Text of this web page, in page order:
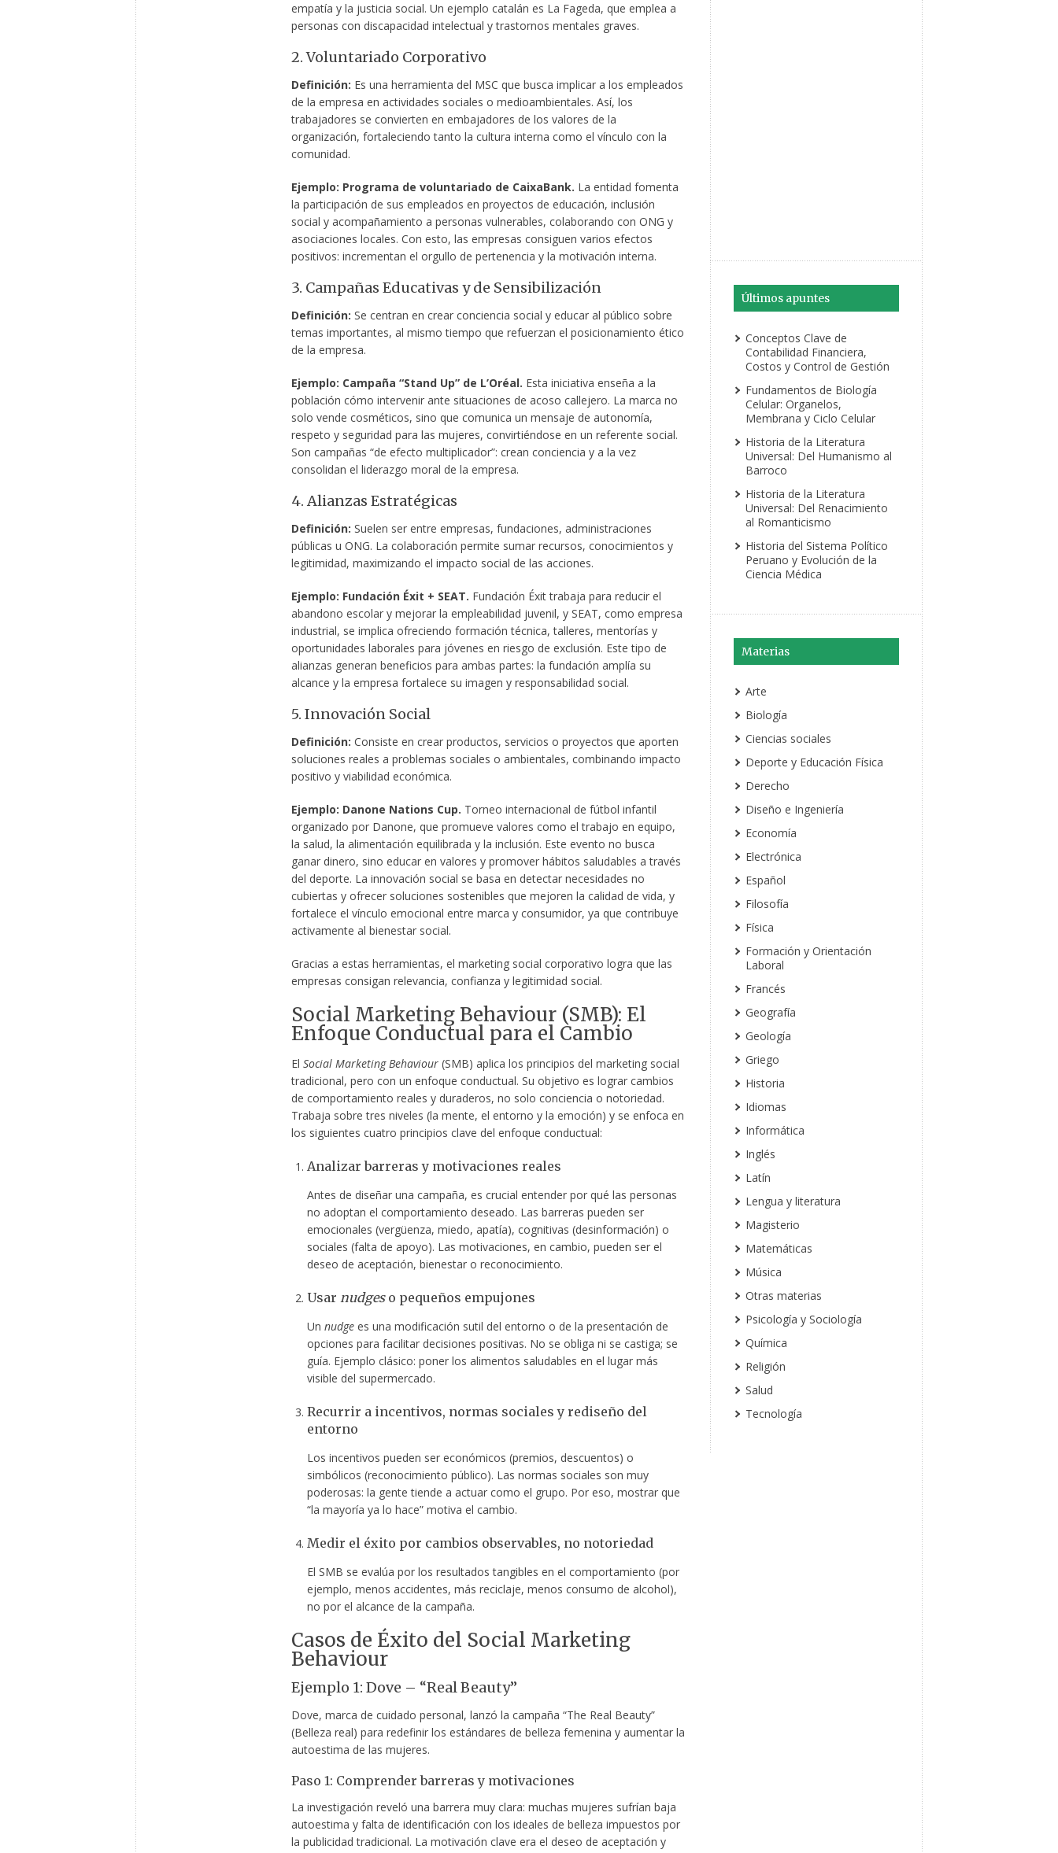
empatía y la justicia social. Un ejemplo catalán es La Fageda, que emplea a
personas con discapacidad intelectual y trastornos mentales graves.
2. Voluntariado Corporativo
Definición: Es una herramienta del MSC que busca implicar a los empleados
de la empresa en actividades sociales o medioambientales. Así, los
trabajadores se convierten en embajadores de los valores de la
organización, fortaleciendo tanto la cultura interna como el vínculo con la
comunidad.
Ejemplo: Programa de voluntariado de CaixaBank. La entidad fomenta
la participación de sus empleados en proyectos de educación, inclusión
social y acompañamiento a personas vulnerables, colaborando con ONG y
asociaciones locales. Con esto, las empresas consiguen varios efectos
positivos: incrementan el orgullo de pertenencia y la motivación interna.
3. Campañas Educativas y de Sensibilización
Definición: Se centran en crear conciencia social y educar al público sobre
temas importantes, al mismo tiempo que refuerzan el posicionamiento ético
de la empresa.
Ejemplo: Campaña “Stand Up” de L’Oréal. Esta iniciativa enseña a la
población cómo intervenir ante situaciones de acoso callejero. La marca no
solo vende cosméticos, sino que comunica un mensaje de autonomía,
respeto y seguridad para las mujeres, convirtiéndose en un referente social.
Son campañas “de efecto multiplicador”: crean conciencia y a la vez
consolidan el liderazgo moral de la empresa.
4. Alianzas Estratégicas
Definición: Suelen ser entre empresas, fundaciones, administraciones
públicas u ONG. La colaboración permite sumar recursos, conocimientos y
legitimidad, maximizando el impacto social de las acciones.
Ejemplo: Fundación Éxit + SEAT. Fundación Éxit trabaja para reducir el
abandono escolar y mejorar la empleabilidad juvenil, y SEAT, como empresa
industrial, se implica ofreciendo formación técnica, talleres, mentorías y
oportunidades laborales para jóvenes en riesgo de exclusión. Este tipo de
alianzas generan beneficios para ambas partes: la fundación amplía su
alcance y la empresa fortalece su imagen y responsabilidad social.
5. Innovación Social
Definición: Consiste en crear productos, servicios o proyectos que aporten
soluciones reales a problemas sociales o ambientales, combinando impacto
positivo y viabilidad económica.
Ejemplo: Danone Nations Cup. Torneo internacional de fútbol infantil
organizado por Danone, que promueve valores como el trabajo en equipo,
la salud, la alimentación equilibrada y la inclusión. Este evento no busca
ganar dinero, sino educar en valores y promover hábitos saludables a través
del deporte. La innovación social se basa en detectar necesidades no
cubiertas y ofrecer soluciones sostenibles que mejoren la calidad de vida, y
fortalece el vínculo emocional entre marca y consumidor, ya que contribuye
activamente al bienestar social.
Gracias a estas herramientas, el marketing social corporativo logra que las
empresas consigan relevancia, confianza y legitimidad social.
Social Marketing Behaviour (SMB): El
Enfoque Conductual para el Cambio
El Social Marketing Behaviour(SMB) aplica los principios del marketing social
tradicional, pero con un enfoque conductual. Su objetivo es lograr cambios
de comportamiento reales y duraderos, no solo conciencia o notoriedad.
Trabaja sobre tres niveles (la mente, el entorno y la emoción) y se enfoca en
los siguientes cuatro principios clave del enfoque conductual:
Analizar barreras y motivaciones reales
Antes de diseñar una campaña, es crucial entender por qué las personas
no adoptan el comportamiento deseado. Las barreras pueden ser
emocionales (vergüenza, miedo, apatía), cognitivas (desinformación) o
sociales (falta de apoyo). Las motivaciones, en cambio, pueden ser el
deseo de aceptación, bienestar o reconocimiento.
Usar nudgeso pequeños empujones
Un nudgees una modificación sutil del entorno o de la presentación de
opciones para facilitar decisiones positivas. No se obliga ni se castiga; se
guía. Ejemplo clásico: poner los alimentos saludables en el lugar más
visible del supermercado.
Recurrir a incentivos, normas sociales y rediseño del
entorno
Los incentivos pueden ser económicos (premios, descuentos) o
simbólicos (reconocimiento público). Las normas sociales son muy
poderosas: la gente tiende a actuar como el grupo. Por eso, mostrar que
“la mayoría ya lo hace” motiva el cambio.
Medir el éxito por cambios observables, no notoriedad
El SMB se evalúa por los resultados tangibles en el comportamiento (por
ejemplo, menos accidentes, más reciclaje, menos consumo de alcohol),
no por el alcance de la campaña.
Casos de Éxito del Social Marketing
Behaviour
Ejemplo 1: Dove – “Real Beauty”
Dove, marca de cuidado personal, lanzó la campaña “The Real Beauty”
(Belleza real) para redefinir los estándares de belleza femenina y aumentar la
autoestima de las mujeres.
Paso 1: Comprender barreras y motivaciones
La investigación reveló una barrera muy clara: muchas mujeres sufrían baja
autoestima y falta de identificación con los ideales de belleza impuestos por
la publicidad tradicional. La motivación clave era el deseo de aceptación y
Últimos apuntes
Conceptos Clave de
Contabilidad Financiera,
Costos y Control de Gestión
Fundamentos de Biología
Celular: Organelos,
Membrana y Ciclo Celular
Historia de la Literatura
Universal: Del Humanismo al
Barroco
Historia de la Literatura
Universal: Del Renacimiento
al Romanticismo
Historia del Sistema Político
Peruano y Evolución de la
Ciencia Médica
Materias
Arte
Biología
Ciencias sociales
Deporte y Educación Física
Derecho
Diseño e Ingeniería
Economía
Electrónica
Español
Filosofía
Física
Formación y Orientación
Laboral
Francés
Geografía
Geología
Griego
Historia
Idiomas
Informática
Inglés
Latín
Lengua y literatura
Magisterio
Matemáticas
Música
Otras materias
Psicología y Sociología
Química
Religión
Salud
Tecnología